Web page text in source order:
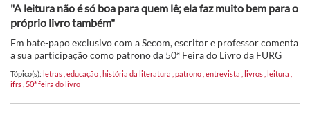
"A leitura não é só boa para quem lê; ela faz muito bem para o
próprio livro também"
Em bate-papo exclusivo com a Secom, escritor e professor comenta
a sua participação como patrono da 50ª Feira do Livro da FURG
Tópico(s): letras educação história da literatura patrono entrevista livros leitura
ifrs 50ª feira do livro